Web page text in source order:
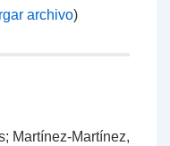
archivo)
Martínez-Martínez,